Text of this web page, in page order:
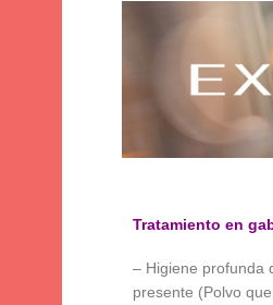
Tratamiento en
– Higiene profunda
presente (Polvo